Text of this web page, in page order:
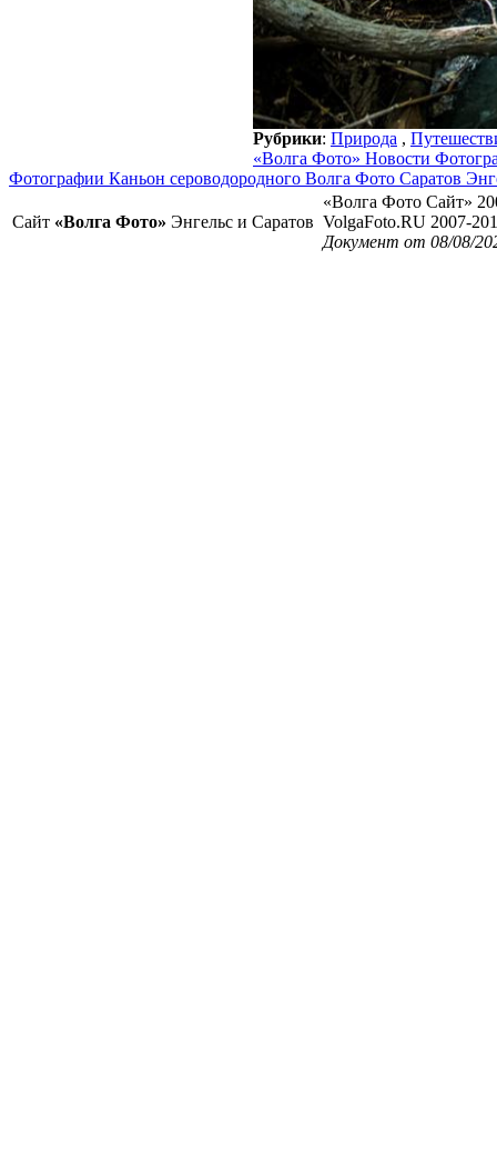
Рубрики: Природа ,
«Волга Фото» Новости
Фотографии Каньон сероводородного Волга Фото Саратов
Сайт «Волга Фото» Энгельс и Саратов
«Волга Фото Сайт»
VolgaFoto.RU 2007-
Документ от 08/08/